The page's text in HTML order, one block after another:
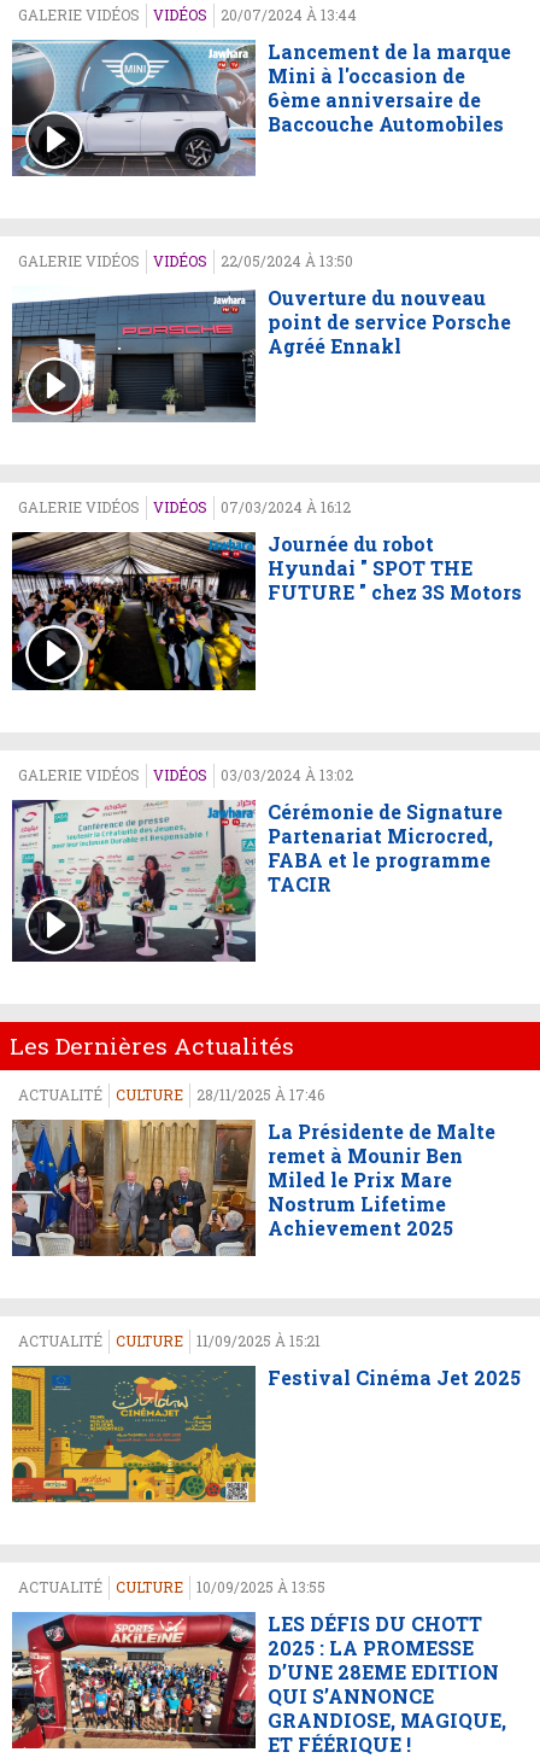
GALERIE VIDÉOS VIDÉOS 20/07/2024 À 13:44
Lancement de la marque
Mini à l'occasion de
6ème anniversaire de
Baccouche Automobiles
GALERIE VIDÉOS VIDÉOS 22/05/2024 À 13:50
Ouverture du nouveau
point de service Porsche
Agréé Ennakl
GALERIE VIDÉOS VIDÉOS 07/03/2024 À 16:12
Journée du robot
Hyundai " SPOT THE
FUTURE " chez 3S Motors
GALERIE VIDÉOS VIDÉOS 03/03/2024 À 13:02
Cérémonie de Signature
Partenariat Microcred,
FABA et le programme
TACIR
Les Dernières Actualités
ACTUALITÉ CULTURE 28/11/2025 À 17:46
La Présidente de Malte
remet à Mounir Ben
Miled le Prix Mare
Nostrum Lifetime
Achievement 2025
ACTUALITÉ CULTURE 11/09/2025 À 15:21
Festival Cinéma Jet 2025
ACTUALITÉ CULTURE 10/09/2025 À 13:55
LES DÉFIS DU CHOTT
2025 : LA PROMESSE
D’UNE 28EME EDITION
QUI S’ANNONCE
GRANDIOSE, MAGIQUE,
ET FÉÉRIQUE !